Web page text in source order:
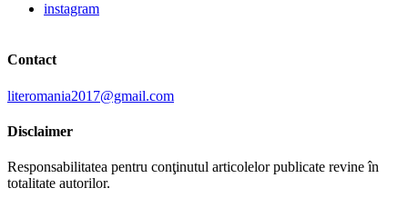
instagram
Contact
literomania2017@gmail.com
Disclaimer
Responsabilitatea pentru conţinutul articolelor publicate revine în
totalitate autorilor.